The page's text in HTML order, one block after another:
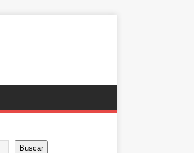
Buscar